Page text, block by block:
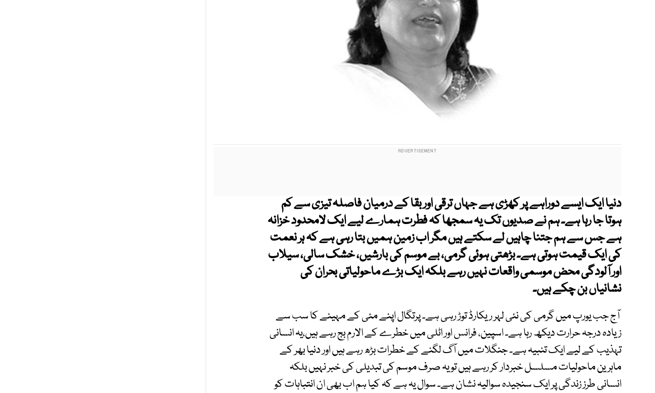
دنیا ایک ایسے دوراہے پر کھڑی ہے جہاں ترقی اور بقا کے درمیان فاصلہ تیزی سے کم
ہوتا جا رہا ہے۔ ہم نے صدیوں تک یہ سمجھا کہ فطرت ہمارے لیے ایک لامحدود خزانہ
ہے جس سے ہم جتنا چاہیں لے سکتے ہیں مگر اب زمین ہمیں بتا رہی ہے کہ ہر نعمت
کی ایک قیمت ہوتی ہے۔ بڑھتی ہوئی گرمی، بے موسم کی بارشیں، خشک سالی، سیلاب
اور آلودگی محض موسمی واقعات نہیں رہے بلکہ ایک بڑے ماحولیاتی بحران کی
نشانیاں بن چکے ہیں۔
آج جب یورپ میں گرمی کی نئی لہر ریکارڈ توڑ رہی ہے۔ پرتگال اپنے مئی کے مہینے کا سب سے
زیادہ درجہ حرارت دیکھ رہا ہے۔ اسپین، فرانس اور اٹلی میں خطرے کے الارم بج رہے ہیں،یہ انسانی
تہذیب کے لیے ایک تنبیہ ہے۔ جنگلات میں آگ لگنے کے خطرات بڑھ رہے ہیں اور دنیا بھر کے
ماہرین ماحولیات مسلسل خبردار کر رہے ہیں تو یہ صرف موسم کی تبدیلی کی خبر نہیں بلکہ
انسانی طرز زندگی پر ایک سنجیدہ سوالیہ نشان ہے۔ سوال یہ ہے کہ کیا ہم اب بھی ان انتباہات کو